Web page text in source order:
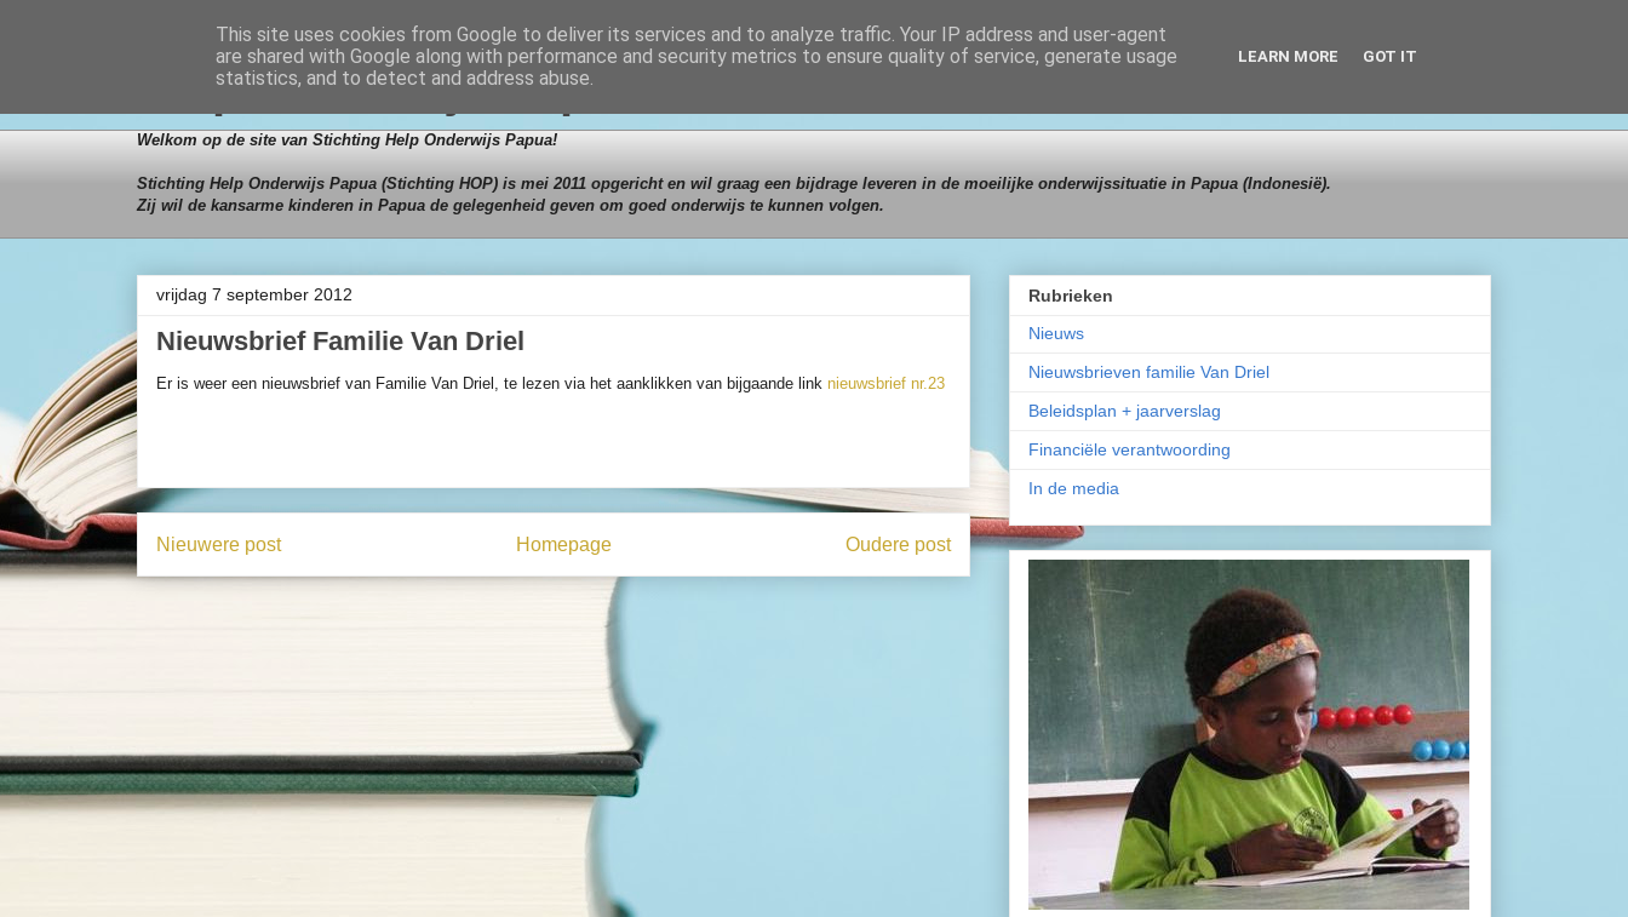
Help Onderwijs Papua
Welkom op de site van Stichting Help Onderwijs Papua!
Stichting Help Onderwijs Papua (Stichting HOP) is mei 2011 opgericht en wil graag een bijdrage leveren in de moeilijke onderwijssituatie in Papua (Indonesië).
Zij wil de kansarme kinderen in Papua de gelegenheid geven om goed onderwijs te kunnen volgen.
vrijdag 7 september 2012
Nieuwsbrief Familie Van Driel
Er is weer een nieuwsbrief van Familie Van Driel, te lezen via het aanklikken van bijgaande link nieuwsbrief nr.23
Nieuwere post Oudere post
Homepage
Rubrieken
Nieuws
Nieuwsbrieven familie Van Driel
Beleidsplan + jaarverslag
Financiële verantwoording
In de media
This site uses cookies from Google to deliver its services and to analyze traffic. Your IP address and user-agent
are shared with Google along with performance and security metrics to ensure quality of service, generate usage
statistics, and to detect and address abuse.
LEARN MORE GOT IT